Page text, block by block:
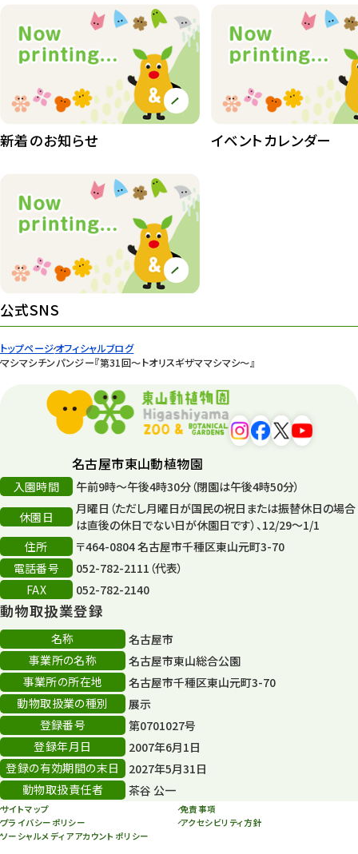
トップページオフィシャルブログ
マシマシチンパンジー『第31回～トオリスギザママシマシ～』
407
植物園長の庭
植物園 その他 423
83
イベント
園内の様子
遊園地 6
タワー
平和公園
森のとこやさん
再生フォーラム
その他
その他イベント
スカイタワー
年末年始のイベント
秋まつり
新着のお知らせ イベントカレンダー
公式SNS
名古屋市東山動植物園
入園時間
午前9時～午後4時30分（閉園は午後4時50分）
休園日
月曜日（ただし月曜日が国民の祝日または振替休日の場合
は直後の休日でない日が休園日です）、12/29～1/1
住所
〒464-0804 名古屋市千種区東山元町3-70
電話番号
052-782-2111（代表）
FAX
052-782-2140
動物取扱業登録
名称
名古屋市
事業所の名称
名古屋市東山総合公園
事業所の所在地
名古屋市千種区東山元町3-70
動物取扱業の種別
展示
登録番号
第0701027号
登録年月日
2007年6月1日
登録の有効期間の末日
2027年5月31日
動物取扱責任者
茶谷 公一
サイトマップ
免責事項
プライバシーポリシー
アクセシビリティ方針
ソーシャルメディアアカウントポリシー